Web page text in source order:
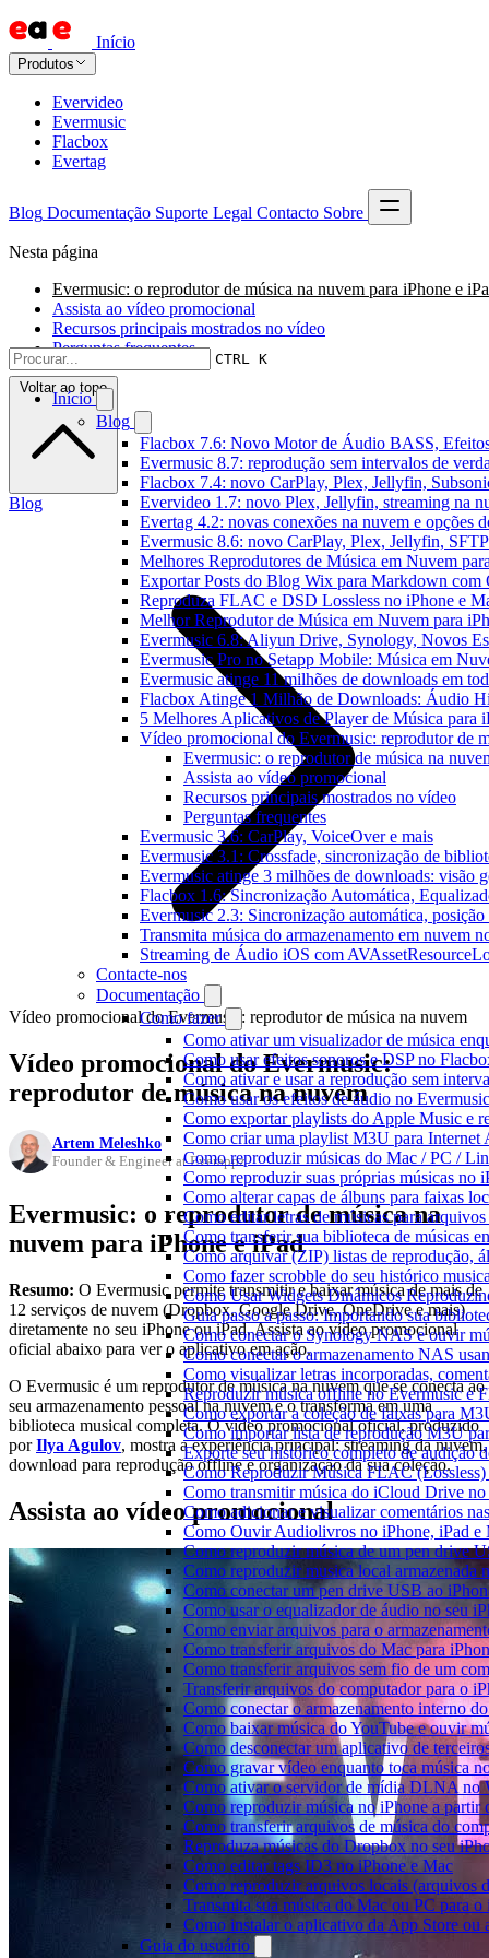
Início
Produtos
Evervideo
Evermusic
Flacbox
Evertag
Blog Documentação Suporte Legal Contacto Sobre
CTRL K
Início
Blog
Flacbox 7.6: Novo Motor de Áudio BASS,
Evermusic 8.7: reprodução sem intervalos de
Flacbox 7.4: novo CarPlay, Plex, Jellyfin,
Evervideo 1.7: novo Plex, Jellyfin, streaming na
Evertag 4.2: novas conexões na nuvem e opções
Evermusic 8.6: novo CarPlay, Plex, Jellyfin,
Melhores Reprodutores de Música em Nuvem
Exportar Posts do Blog Wix para Markdown com
Reproduza FLAC e DSD Lossless no iPhone e
Melhor Reprodutor de Música em Nuvem para
Evermusic 6.8: Aliyun Drive, Synology, Novos
Evermusic Pro no Setapp Mobile: Música em
Evermusic atinge 11 milhões de downloads em
Flacbox Atinge 1 Milhão de Downloads: Áudio
5 Melhores Aplicativos de Player de Música para
Vídeo promocional do Evermusic: reprodutor de
Evermusic: o reprodutor de música na
Assista ao vídeo promocional
Recursos principais mostrados no vídeo
Perguntas frequentes
Evermusic 3.6: CarPlay, VoiceOver e mais
Evermusic 3.1: Crossfade, sincronização de
Evermusic atinge 3 milhões de downloads: visão
Flacbox 1.6: Sincronização Automática,
Evermusic 2.3: Sincronização automática, posição
Transmita música do armazenamento em nuvem
Streaming de Áudio iOS com
Contacte-nos
Documentação
Como fazer
Como ativar um visualizador de música
Como usar efeitos sonoros e DSP no
Como ativar e usar a reprodução sem
Como usar os efeitos de áudio no
Como exportar playlists do Apple Music e
Como criar uma playlist M3U para
Como reproduzir músicas do Mac / PC /
Como reproduzir suas próprias músicas no
Como alterar capas de álbuns para faixas
Como editar letras de músicas para
Como transferir sua biblioteca de músicas
Como arquivar (ZIP) listas de reprodução,
Como fazer scrobble do seu histórico
Como Usar Widgets Dinâmicos
Guia passo a passo: Importando sua
Como conectar o Synology NAS e ouvir
Como conectar o armazenamento NAS
Como visualizar letras incorporadas,
Reproduzir música offline no Evermusic e
Como exportar a coleção de faixas para
Como importar lista de reprodução M3U
Exporte seu histórico completo de audição
Como Reproduzir Música FLAC
Como transmitir música do iCloud Drive
Como adicionar e visualizar comentários
Como Ouvir Audiolivros no iPhone, iPad e
Como reproduzir música de um pen drive
Como reproduzir musica local armazenada
Como conectar um pen drive USB ao
Como usar o equalizador de áudio no seu
Como enviar arquivos para o
Como transferir arquivos do Mac para
Como transferir arquivos sem fio de um
Transferir arquivos do computador para o
Como conectar o armazenamento interno
Como baixar música do YouTube e ouvir
Como desconectar um aplicativo de
Como gravar vídeo enquanto toca música
Como ativar o servidor de mídia DLNA no
Como reproduzir música no iPhone a
Como transferir arquivos de música do
Reproduza músicas do Dropbox no seu
Como editar tags ID3 no iPhone e Mac
Como reproduzir arquivos locais (arquivos
Transmita sua música do Mac ou PC para
Como instalar o aplicativo da App Store
Guia do usuário
Nesta página
Evermusic: o reprodutor de música na nuvem para iPhone e
Assista ao vídeo promocional
Recursos principais mostrados no vídeo
Perguntas frequentes
Voltar ao topo
Blog
Vídeo promocional do Evermusic: reprodutor de música na nuvem
Vídeo promocional do Evermusic:
reprodutor de música na nuvem
Artem Meleshko
Founder & Engineer at Everappz
Evermusic: o reprodutor de música na
nuvem para iPhone e iPad
Resumo: O Evermusic permite transmitir e baixar música de mais de
12 serviços de nuvem (Dropbox, Google Drive, OneDrive e mais)
diretamente no seu iPhone ou iPad. Assista ao vídeo promocional
oficial abaixo para ver o aplicativo em ação.
O Evermusic é um reprodutor de música na nuvem que se conecta ao
seu armazenamento pessoal na nuvem e o transforma em uma
biblioteca musical completa. O vídeo promocional oficial, produzido
porIlya Agulov, mostra a experiência principal: streaming da nuvem,
download para reprodução offline e organização da sua coleção.
Assista ao vídeo promocional